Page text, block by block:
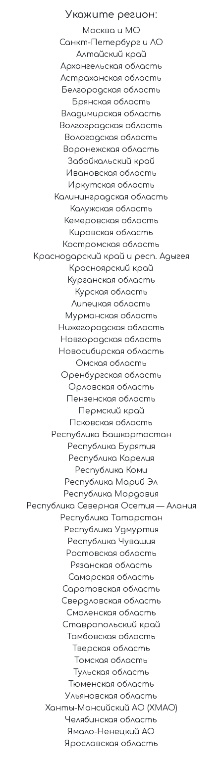
Укажите регион:
Москва и МО
Санкт-Петербург и ЛО
Алтайский край
Архангельская область
Астраханская область
Белгородская область
Брянская область
Владимирская область
Волгоградская область
Вологодская область
Воронежская область
Забайкальский край
Ивановская область
Иркутская область
Калининградская область
Калужская область
Кемеровская область
Кировская область
Костромская область
Краснодарский край и респ. Адыгея
Красноярский край
Курганская область
Курская область
Липецкая область
Мурманская область
Нижегородская область
Новгородская область
Новосибирская область
Омская область
Оренбургская область
Орловская область
Пензенская область
Пермский край
Псковская область
Республика Башкортостан
Республика Бурятия
Республика Карелия
Республика Коми
Республика Марий Эл
Республика Мордовия
Республика Северная Осетия — Алания
Республика Татарстан
Республика Удмуртия
Республика Чувашия
Ростовская область
Рязанская область
Самарская область
Саратовская область
Свердловская область
Смоленская область
Ставропольский край
Тамбовская область
Тверская область
Томская область
Тульская область
Тюменская область
Ульяновская область
Ханты-Мансийский АО (ХМАО)
Челябинская область
Ямало-Ненецкий АО
Ярославская область